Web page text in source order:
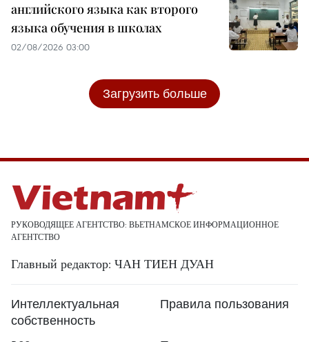
английского языка как второго
языка обучения в школах
02/08/2026 03:00
Загрузить больше
РУКОВОДЯЩЕЕ АГЕНТСТВО: ВЬЕТНАМСКОЕ ИНФОРМАЦИОННОЕ
АГЕНТСТВО
Главный редактор: ЧАН ТИЕН ДУАН
Интеллектуальная
собственность
Правила пользования